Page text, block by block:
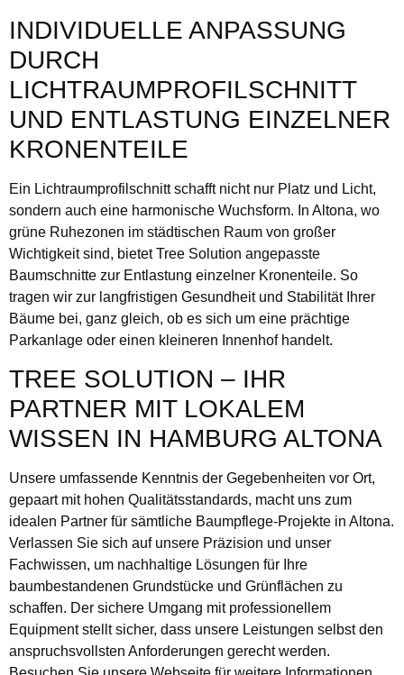
INDIVIDUELLE ANPASSUNG
DURCH
LICHTRAUMPROFILSCHNITT
UND ENTLASTUNG EINZELNER
KRONENTEILE
Ein Lichtraumprofilschnitt schafft nicht nur Platz und Licht,
sondern auch eine harmonische Wuchsform. In Altona, wo
grüne Ruhezonen im städtischen Raum von großer
Wichtigkeit sind, bietet Tree Solution angepasste
Baumschnitte zur Entlastung einzelner Kronenteile. So
tragen wir zur langfristigen Gesundheit und Stabilität Ihrer
Bäume bei, ganz gleich, ob es sich um eine prächtige
Parkanlage oder einen kleineren Innenhof handelt.
TREE SOLUTION – IHR
PARTNER MIT LOKALEM
WISSEN IN HAMBURG ALTONA
Unsere umfassende Kenntnis der Gegebenheiten vor Ort,
gepaart mit hohen Qualitätsstandards, macht uns zum
idealen Partner für sämtliche Baumpflege-Projekte in Altona.
Verlassen Sie sich auf unsere Präzision und unser
Fachwissen, um nachhaltige Lösungen für Ihre
baumbestandenen Grundstücke und Grünflächen zu
schaffen. Der sichere Umgang mit professionellem
Equipment stellt sicher, dass unsere Leistungen selbst den
anspruchsvollsten Anforderungen gerecht werden.